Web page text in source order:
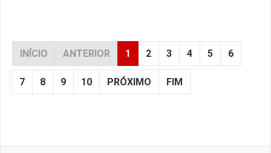
INÍCIO ANTERIOR 1 2 3 4 5 6
7 8 9 10 PRÓXIMO FIM